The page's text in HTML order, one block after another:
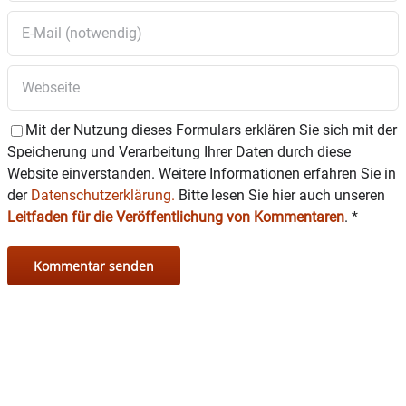
Mit der Nutzung dieses Formulars erklären Sie sich mit der
Speicherung und Verarbeitung Ihrer Daten durch diese
Website einverstanden. Weitere Informationen erfahren Sie in
der Datenschutzerklärung. Bitte lesen Sie hier auch unseren
Leitfaden für die Veröffentlichung von Kommentaren. *